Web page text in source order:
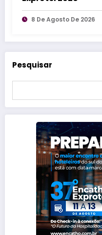
8 De Agosto De 2026
Pesquisar